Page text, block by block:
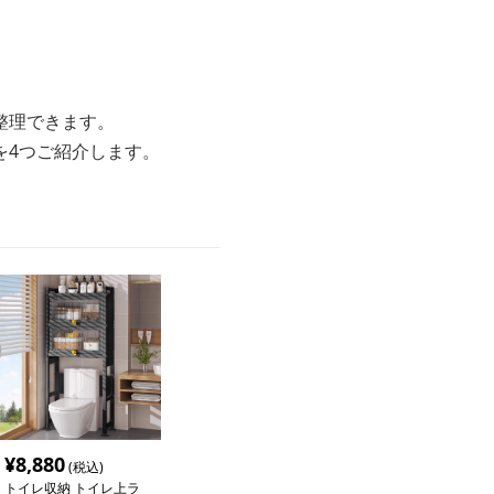
できます。
つご紹介します。
¥8,880(税込)
トイレ収納 トイレ上ラ